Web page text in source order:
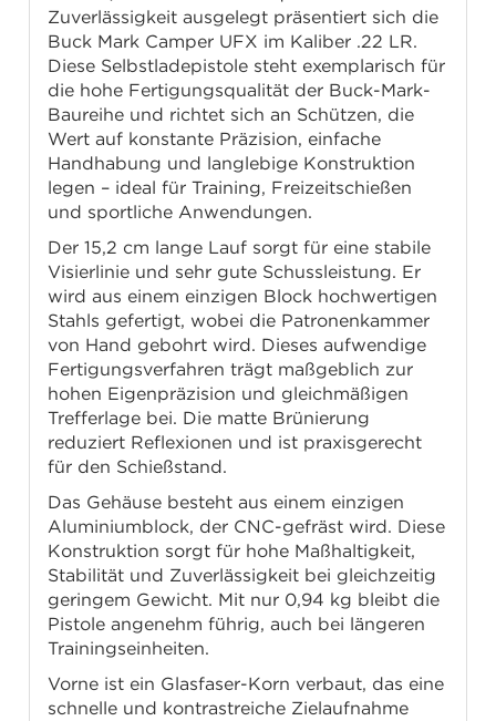
Zuverlässigkeit ausgelegt präsentiert sich die
Buck Mark Camper UFX im Kaliber .22 LR.
Diese Selbstladepistole steht exemplarisch für
die hohe Fertigungsqualität der Buck-Mark-
Baureihe und richtet sich an Schützen, die
Wert auf konstante Präzision, einfache
Handhabung und langlebige Konstruktion
legen – ideal für Training, Freizeitschießen
und sportliche Anwendungen.
Der 15,2 cm lange Lauf sorgt für eine stabile
Visierlinie und sehr gute Schussleistung. Er
wird aus einem einzigen Block hochwertigen
Stahls gefertigt, wobei die Patronenkammer
von Hand gebohrt wird. Dieses aufwendige
Fertigungsverfahren trägt maßgeblich zur
hohen Eigenpräzision und gleichmäßigen
Trefferlage bei. Die matte Brünierung
reduziert Reflexionen und ist praxisgerecht
für den Schießstand.
Das Gehäuse besteht aus einem einzigen
Aluminiumblock, der CNC-gefräst wird. Diese
Konstruktion sorgt für hohe Maßhaltigkeit,
Stabilität und Zuverlässigkeit bei gleichzeitig
geringem Gewicht. Mit nur 0,94 kg bleibt die
Pistole angenehm führig, auch bei längeren
Trainingseinheiten.
Vorne ist ein Glasfaser-Korn verbaut, das eine
schnelle und kontrastreiche Zielaufnahme